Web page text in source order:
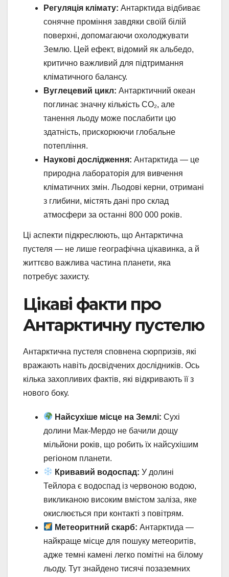
Регуляція клімату: Антарктида відбиває
сонячне проміння завдяки своїй білій
поверхні, допомагаючи охолоджувати
Землю. Цей ефект, відомий як альбедо,
критично важливий для підтримання
кліматичного балансу.
Вуглецевий цикл: Антарктичний океан
поглинає значну кількість CO₂, але
танення льоду може послабити цю
здатність, прискорюючи глобальне
потепління.
Наукові дослідження: Антарктида — це
природна лабораторія для вивчення
кліматичних змін. Льодові керни, отримані
з глибини, містять дані про склад
атмосфери за останні 800 000 років.
Ці аспекти підкреслюють, що Антарктична
пустеля — не лише географічна цікавинка, а й
життєво важлива частина планети, яка
потребує захисту.
Цікаві факти про
Антарктичну пустелю
Антарктична пустеля сповнена сюрпризів, які
вражають навіть досвідчених дослідників. Ось
кілька захопливих фактів, які відкривають її з
нового боку.
Найсухіше місце на Землі: Сухі
долини Мак-Мердо не бачили дощу
мільйони років, що робить їх найсухішим
регіоном планети.
Кривавий водоспад: У долині
Тейлора є водоспад із червоною водою,
викликаною високим вмістом заліза, яке
окислюється при контакті з повітрям.
Метеоритний скарб: Антарктида —
найкраще місце для пошуку метеоритів,
адже темні камені легко помітні на білому
льоду. Тут знайдено тисячі позаземних